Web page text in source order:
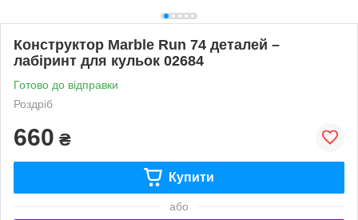
Конструктор Marble Run 74 деталей –
лабіринт для кульок 02684
Готово до відправки
Роздріб
660 ₴
Купити
або